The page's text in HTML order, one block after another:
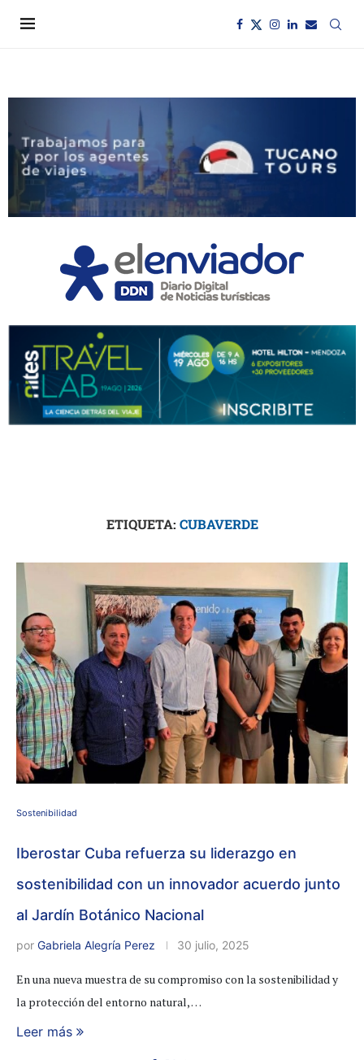
ETIQUETA: CUBAVERDE
Sostenibilidad
Iberostar Cuba refuerza su liderazgo en
sostenibilidad con un innovador acuerdo junto
al Jardín Botánico Nacional
por Gabriela Alegría Perez 30 julio, 2025
En una nueva muestra de su compromiso con la sostenibilidad y
la protección del entorno natural, …
Leer más